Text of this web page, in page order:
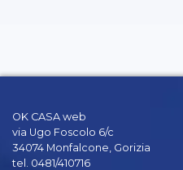
OK CASA web
via Ugo Foscolo 6/c
34074 Monfalcone, Gorizia
tel. 0481/410716